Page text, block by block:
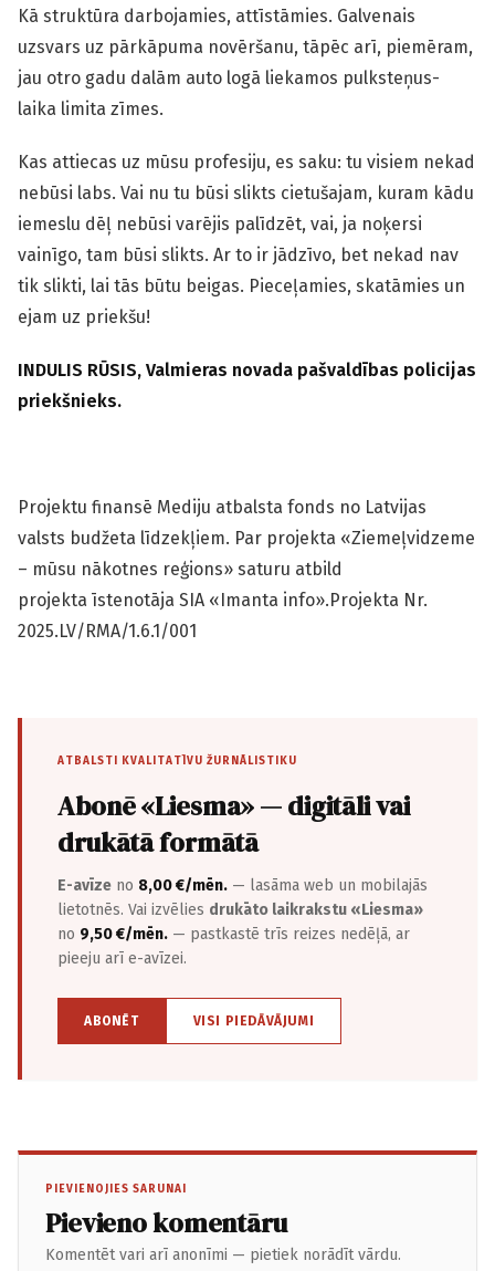
Kā struktūra darbojamies, attīstāmies. Galvenais
uzsvars uz pārkāpuma novēršanu, tāpēc arī, piemēram,
jau otro gadu dalām auto logā liekamos pulksteņus-
laika limita zīmes.
Kas attiecas uz mūsu profesiju, es saku: tu visiem nekad
nebūsi labs. Vai nu tu būsi slikts cietušajam, kuram kādu
iemeslu dēļ nebūsi varējis palīdzēt, vai, ja noķersi
vainīgo, tam būsi slikts. Ar to ir jādzīvo, bet nekad nav
tik slikti, lai tās būtu beigas. Pieceļamies, skatāmies un
ejam uz priekšu!
INDULIS RŪSIS, Valmieras novada pašvaldības policijas
priekšnieks.
Projektu finansē Mediju atbalsta fonds no Latvijas
valsts budžeta līdzekļiem. Par projekta «Ziemeļvidzeme
– mūsu nākotnes reģions» saturu atbild
projekta īstenotāja SIA «Imanta info».Projekta Nr.
2025.LV/RMA/1.6.1/001
ATBALSTI KVALITATĪVU ŽURNĀLISTIKU
Abonē «Liesma» — digitāli vai
drukātā formātā
E-avīze no 8,00 €/mēn. — lasāma web un mobilajās
lietotnēs. Vai izvēlies drukāto laikrakstu «Liesma»
no 9,50 €/mēn. — pastkastē trīs reizes nedēļā, ar
pieeju arī e-avīzei.
ABONĒT VISI PIEDĀVĀJUMI
PIEVIENOJIES SARUNAI
Pievieno komentāru
Komentēt vari arī anonīmi — pietiek norādīt vārdu.